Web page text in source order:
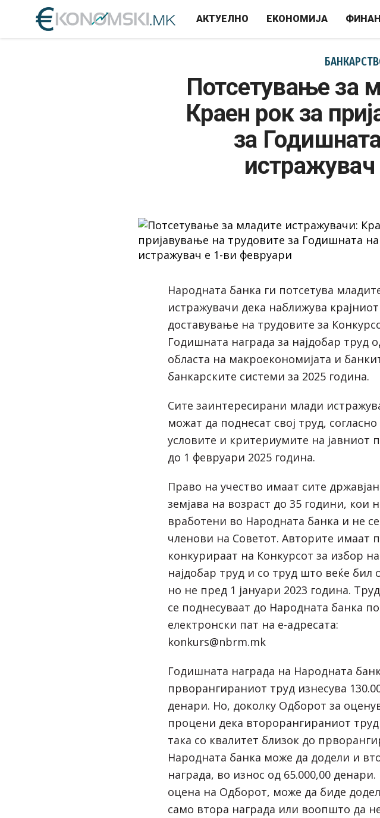
АКТУЕЛНО ЕКОНОМИЈА
Потсетување за
Краен рок за
за
Народната банка ги потсетува
истражувачи дека наближува
доставување на трудовите за
Годишната награда за најдобар труд
областа на макроекономијата и
банкарските системи за 2025 година.
Сите заинтересирани млади
можат да поднесат свој труд, согласно
условите и критериумите на јавниот
до 1 февруари 2025 година.
Право на учество имаат сите
земјава на возраст до 35 години, кои
вработени во Народната банка и не се
членови на Советот. Авторите имаат
конкурираат на Конкурсот за избор на
најдобар труд и со труд што веќе бил
но не пред 1 јануари 2023 година.
се поднесуваат до Народната банка по
електронски пат на е-адресата:
konkurs@nbrm.mk
Годишната награда на Народната
прворангираниот труд изнесува
денари. Но, доколку Одборот за
процени дека второрангираниот труд
така со квалитет близок до
Народната банка може да додели и
награда, во износ од 65.000,00 денари.
оцена на Одборот, може да биде
само втора награда или воопшто да